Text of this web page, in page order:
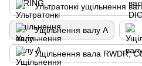
Ультратонкі ущільнення
Ущільнення валу A
Ущільнення вала RWDR,